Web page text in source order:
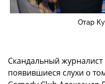
Отар
Скандальный
появившиеся слухи о